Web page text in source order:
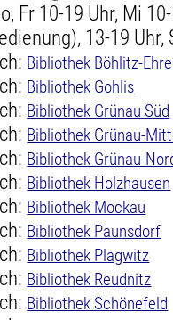
Fr 10-19 Uhr, Mi
13-19 Uhr,
Bibliothek Böhlitz-
Bibliothek Gohlis
Bibliothek Grünau Süd
Bibliothek Grünau-
Bibliothek Grünau-
Bibliothek Holzhausen
Bibliothek Mockau
Bibliothek Paunsdorf
Bibliothek Plagwitz
Bibliothek Reudnitz
Bibliothek Schönefeld